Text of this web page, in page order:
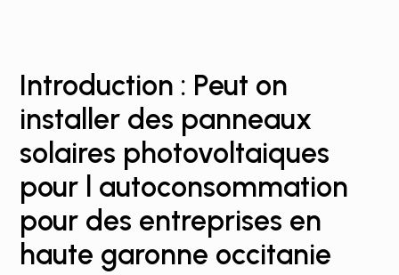
Introduction : Peut on
installer des panneaux
solaires photovoltaiques
pour l autoconsommation
pour des entreprises en
haute garonne occitanie